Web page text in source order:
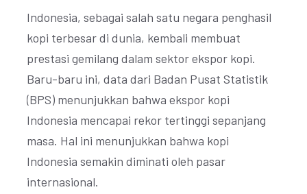
Indonesia, sebagai salah satu negara penghasil
kopi terbesar di dunia, kembali membuat
prestasi gemilang dalam sektor ekspor kopi.
Baru-baru ini, data dari Badan Pusat Statistik
(BPS) menunjukkan bahwa ekspor kopi
Indonesia mencapai rekor tertinggi sepanjang
masa. Hal ini menunjukkan bahwa kopi
Indonesia semakin diminati oleh pasar
internasional.